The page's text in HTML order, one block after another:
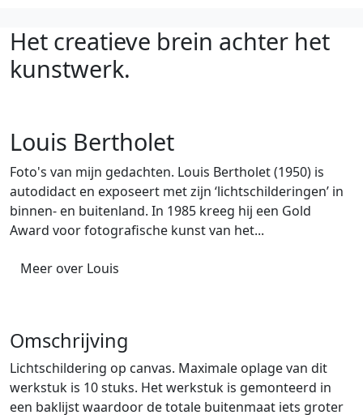
Het creatieve brein achter het
kunstwerk.
Louis Bertholet
Foto's van mijn gedachten. Louis Bertholet (1950) is
autodidact en exposeert met zijn ‘lichtschilderingen’ in
binnen- en buitenland. In 1985 kreeg hij een Gold
Award voor fotografische kunst van het...
Meer over Louis
Omschrijving
Lichtschildering op canvas. Maximale oplage van dit
werkstuk is 10 stuks. Het werkstuk is gemonteerd in
een baklijst waardoor de totale buitenmaat iets groter